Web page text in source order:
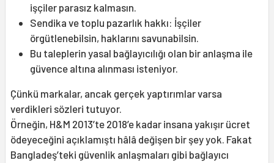
işçiler parasız kalmasın.
Sendika ve toplu pazarlık hakkı: İşçiler
örgütlenebilsin, haklarını savunabilsin.
Bu taleplerin yasal bağlayıcılığı olan bir anlaşma ile
güvence altına alınması isteniyor.
Çünkü markalar, ancak gerçek yaptırımlar varsa
verdikleri sözleri tutuyor.
Örneğin, H&M 2013’te 2018’e kadar insana yakışır ücret
ödeyeceğini açıklamıştı hâlâ değişen bir şey yok. Fakat
Bangladeş’teki güvenlik anlaşmaları gibi bağlayıcı